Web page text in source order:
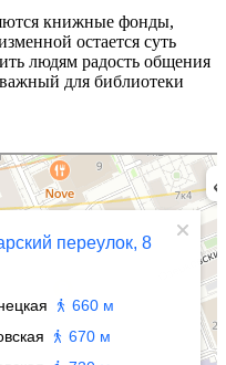
книжные фонды,
остается суть
людям радость общения
для библиотеки
ближайшее метро Новокузнецкая —